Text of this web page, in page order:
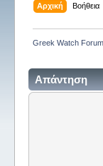
Αρχική Βοήθεια
Greek Watch
Απάντηση